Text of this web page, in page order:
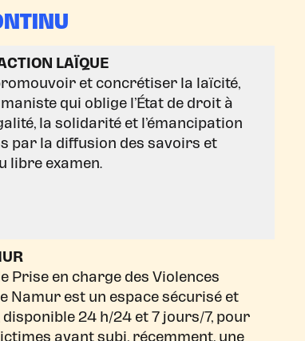
LAÏQUE
et concrétiser la laïcité,
qui oblige l’État de droit à
la solidarité et l’émancipation
par la diffusion des savoirs et
libre examen.
Prise en charge des Violences
Namur est un espace sécurisé et
24 h/24 et 7 jours/7, pour